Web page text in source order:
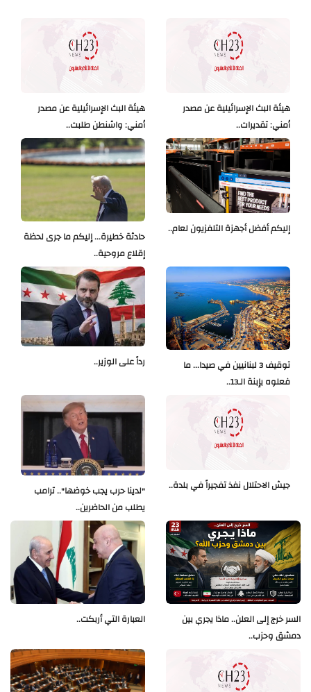
هيئة البث الإسرائيلية عن مصدر
أمني: واشنطن طلبت..
هيئة البث الإسرائيلية عن مصدر
أمني: تقديرات..
حادثة خطيرة... إليكم ما جرى لحظة
إقلاع مروحية..
إليكم أفضل أجهزة التلفزيون لعام..
رداً على الوزير..
توقيف 3 لبنانيين في صيدا... ما
فعلوه بإبنة الـ13..
"لدينا حرب يجب خوضها".. ترامب
يطلب من الحاضرين..
جيش الاحتلال نفذ تفجيراً في بلدة..
العبارة التي أربكت..
السر خرج إلى العلن.. ماذا يجري بين
دمشق وحزب..